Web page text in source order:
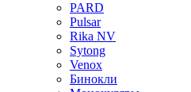
PARD
Pulsar
Rika NV
Sytong
Venox
Бинокли